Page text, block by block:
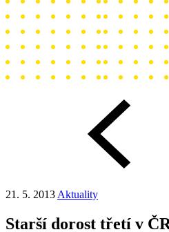
21. 5. 2013 Aktuality
Starší dorost třetí v